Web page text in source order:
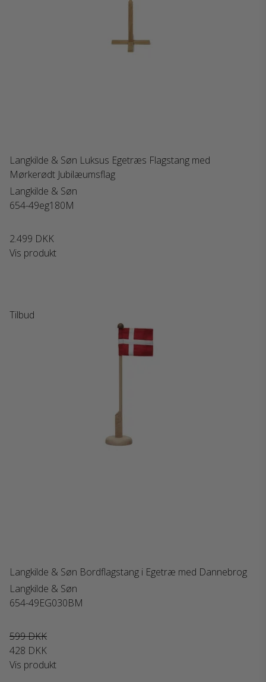
Langkilde & Søn Luksus Egetræs Flagstang med
Mørkerødt Jubilæumsflag
Langkilde & Søn
654-49eg180M
2.499 DKK
Vis produkt
Tilbud
Langkilde & Søn Bordflagstang i Egetræ med Dannebrog
Langkilde & Søn
654-49EG030BM
599 DKK
428 DKK
Vis produkt